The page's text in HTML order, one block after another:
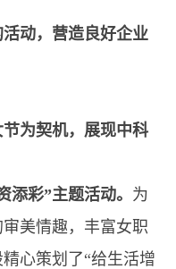
动，营造良好企业
节为契机，展现中科
添彩”主题活动。 为
美情趣，丰富女职
心策划了“给生活增